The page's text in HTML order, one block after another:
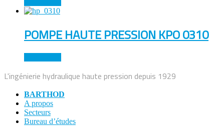
POMPE HAUTE PRESSION KPO 0310
L'ingénierie hydraulique haute pression depuis 1929
BARTHOD
A propos
Secteurs
Bureau d’études